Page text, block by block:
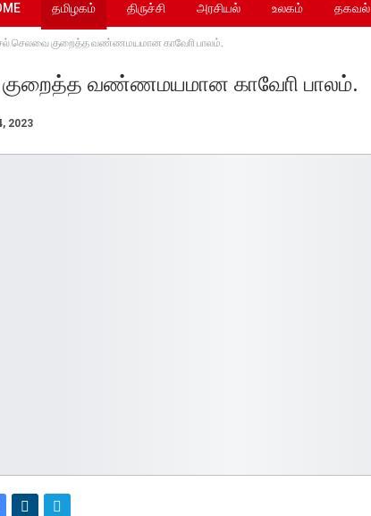
தமிழகம் திருச்சி அரசியல் உலகம் தகவல்
செலவை குறைத்த வண்ணமயமான காவோி பாலம்.
வண்ணமயமான காவோி பாலம்.
2023